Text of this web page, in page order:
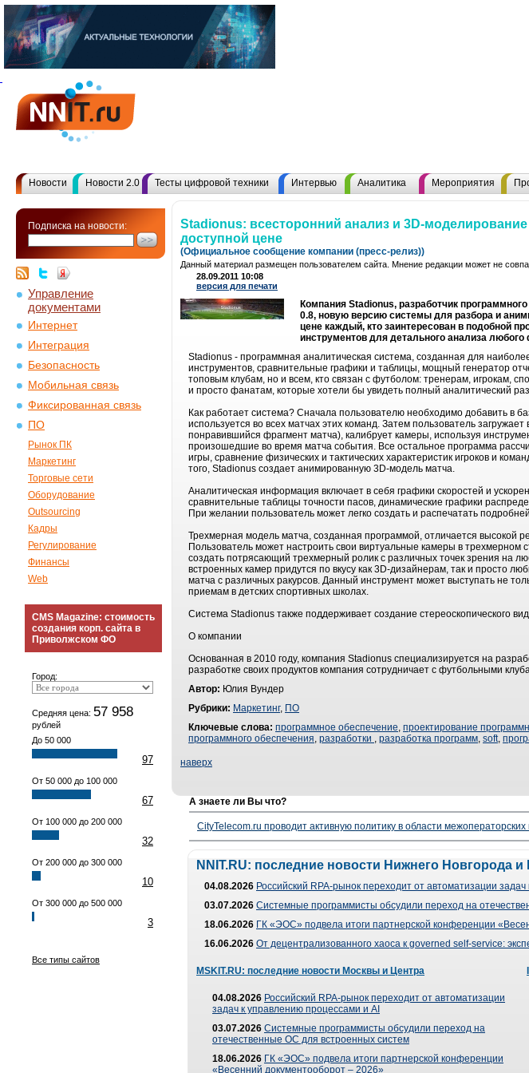
Новости Новости 2.0 Тесты цифровой техники Интервью Аналитика Мероприятия
Подписка на новости:
Управление
документами
Интернет
Интеграция
Безопасность
Мобильная связь
Фиксированная связь
ПО
Рынок ПК
Маркетинг
Торговые сети
Оборудование
Outsourcing
Кадры
Регулирование
Финансы
Web
CMS Magazine: стоимость
создания корп. сайта в
Приволжском ФО
Город:
Средняя цена: 57 958
рублей
До 50 000
97
От 50 000 до 100 000
67
От 100 000 до 200 000
32
От 200 000 до 300 000
10
От 300 000 до 500 000
3
Все типы сайтов
Stadionus: всесторонний анализ и 3D-
доступной цене
(Официальное сообщение компании (пресс-релиз))
Данный материал размещен пользователем сайта. Мнение редакции может не
28.09.2011 10:08
версия для печати
Компания Stadionus, разработчик
0.8, новую версию системы для разбора и
цене каждый, кто заинтересован в подобной
инструментов для детального анализа любого
Stadionus - программная аналитическая система, созданная для
инструментов, сравнительные графики и таблицы, мощный генератор
топовым клубам, но и всем, кто связан с футболом: тренерам,
и просто фанатам, которые хотели бы увидеть полный аналитический
Как работает система? Сначала пользователю необходимо добавить в
используется во всех матчах этих команд. Затем пользователь
понравившийся фрагмент матча), калибрует камеры, используя
произошедшие во время матча события. Все остальное программа
игры, сравнение физических и тактических характеристик игроков и
того, Stadionus создает анимированную 3D-модель матча.
Аналитическая информация включает в себя графики скоростей и
сравнительные таблицы точности пасов, динамические графики
При желании пользователь может легко создать и распечатать
Трехмерная модель матча, созданная программой, отличается высокой
Пользователь может настроить свои виртуальные камеры в трехмерном
создать потрясающий трехмерный ролик с различных точек зрения на
встроенных камер придутся по вкусу как 3D-дизайнерам, так и просто
матча с различных ракурсов. Данный инструмент может выступать не
приемам в детских спортивных школах.
Система Stadionus также поддерживает создание стереоскопического
О компании
Основанная в 2010 году, компания Stadionus специализируется на
разработке своих продуктов компания сотрудничает с футбольными
Автор: Юлия Вундер
Рубрики: Маркетинг, ПО
Ключевые слова: программное обеспечение, проектирование
программного обеспечения, разработки , разработка программ, soft,
наверх
А знаете ли Вы что?
CityTelecom.ru проводит активную политику в области
NNIT.RU: последние новости Нижнего Новгорода
04.08.2026 Российский RPA-рынок переходит от автоматизации
03.07.2026 Системные программисты обсудили переход на
18.06.2026 ГК «ЭОС» подвела итоги партнерской конференции
16.06.2026 От децентрализованного хаоса к governed self-service:
MSKIT.RU: последние новости Москвы и Центра
04.08.2026 Российский RPA-рынок переходит от автоматизации
задач к управлению процессами и AI
03.07.2026 Системные программисты обсудили переход на
отечественные ОС для встроенных систем
18.06.2026 ГК «ЭОС» подвела итоги партнерской конференции
«Весенний документооборот – 2026»